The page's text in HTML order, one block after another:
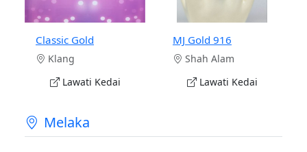
Classic Gold
Klang
Lawati Kedai
MJ Gold 916
Shah Alam
Lawati Kedai
Melaka